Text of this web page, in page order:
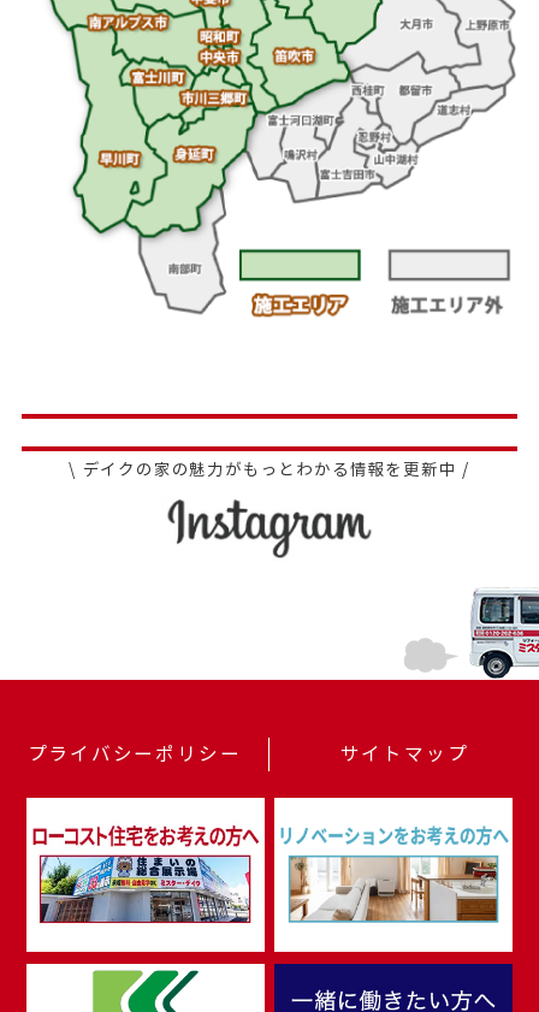
\ デイクの家の魅力がもっとわかる情報を更新中 /
プライバシーポリシー サイトマップ